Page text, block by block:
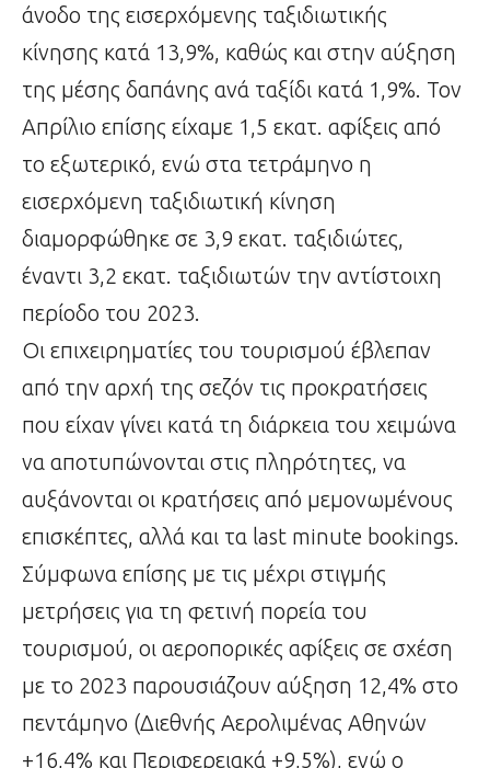
άνοδο της εισερχόμενης ταξιδιωτικής
κίνησης κατά 13,9%, καθώς και στην αύξηση
της μέσης δαπάνης ανά ταξίδι κατά 1,9%. Τον
Απρίλιο επίσης είχαμε 1,5 εκατ. αφίξεις από
το εξωτερικό, ενώ στα τετράμηνο η
εισερχόμενη ταξιδιωτική κίνηση
διαμορφώθηκε σε 3,9 εκατ. ταξιδιώτες,
έναντι 3,2 εκατ. ταξιδιωτών την αντίστοιχη
περίοδο του 2023.
Οι επιχειρηματίες του τουρισμού έβλεπαν
από την αρχή της σεζόν τις προκρατήσεις
που είχαν γίνει κατά τη διάρκεια του χειμώνα
να αποτυπώνονται στις πληρότητες, να
αυξάνονται οι κρατήσεις από μεμονωμένους
επισκέπτες, αλλά και τα last minute bookings.
Σύμφωνα επίσης με τις μέχρι στιγμής
μετρήσεις για τη φετινή πορεία του
τουρισμού, οι αεροπορικές αφίξεις σε σχέση
με το 2023 παρουσιάζουν αύξηση 12,4% στο
πεντάμηνο (Διεθνής Αερολιμένας Αθηνών
+16,4% και Περιφερειακά +9,5%), ενώ ο